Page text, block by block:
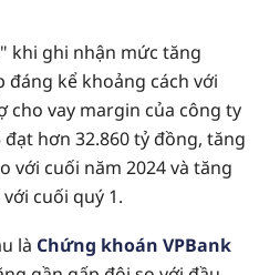
khi ghi nhận mức tăng
kể khoảng cách với
cho vay margin của công ty
hơn 32.860 tỷ đồng, tăng
với cuối năm 2024 và tăng
cuối quý 1.
là Chứng khoán VPBank